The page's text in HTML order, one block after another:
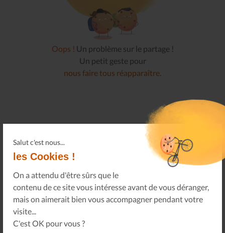
Salut c'est nous...
les Cookies !
On a attendu d'être sûrs que le
contenu de ce site vous intéresse avant de vous déranger,
mais on aimerait bien vous accompagner pendant votre
visite...
C'est OK pour vous ?
Oops ! Un problème sur le partage !
Un petit geste pour
nous faire tous réapparaître
Infos Privées
Connectez-vous